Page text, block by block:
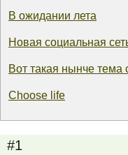
В ожидании лета
Новая социальная
Вот такая нынче тема
Сhoose life
#1